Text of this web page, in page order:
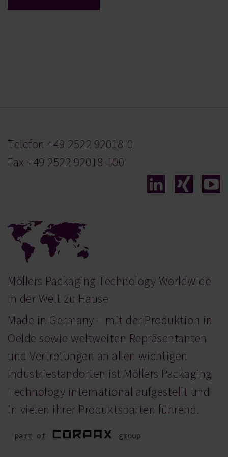
Telefon +49 2522 92018-0
Fax +49 2522 92018-100
Möllers Packaging Technology Worldwide
In der Welt zu Hause
Made in Germany – mit der Produktion in
Oelde sowie weltweiten Repräsentanten
und Vertretungen an allen wichtigen
Industriestandorten ist Möllers Packaging
Technology international aufgestellt und
in vielen ihrer Produktsparten führend.